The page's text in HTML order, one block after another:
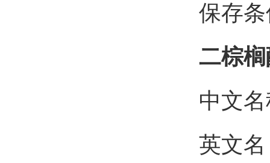
保存
二棕
中文
英文